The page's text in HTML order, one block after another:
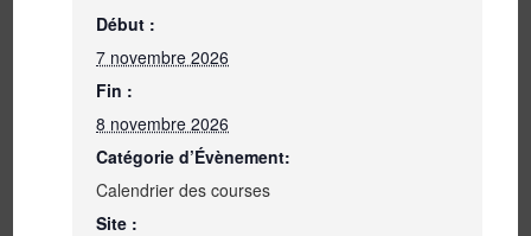
Début :
7 novembre 2026
Fin :
8 novembre 2026
Catégorie d’Évènement:
Calendrier des courses
Site :